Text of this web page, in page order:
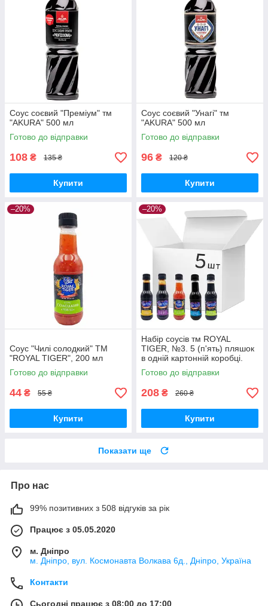
Соус соєвий "Преміум" тм
"AKURA" 500 мл
Готово до відправки
108 ₴ 135 ₴
Купити
Соус соєвий "Унагі" тм
"AKURA" 500 мл
Готово до відправки
96 ₴ 120 ₴
Купити
–20%
Соус "Чилі солодкий" ТМ
"ROYAL TIGER", 200 мл
Готово до відправки
44 ₴ 55 ₴
Купити
–20%
Набір соусів тм ROYAL
TIGER, №3. 5 (п'ять) пляшок
в одній картонній коробці.
Готово до відправки
208 ₴ 260 ₴
Купити
Показати ще
Про нас
99% позитивних з 508 відгуків за рік
Працює з 05.05.2020
м. Дніпро
м. Дніпро, вул. Космонавта Волкава 6д., Дніпро, Україна
Контакти
Сьогодні працює з 08:00 до 17:00